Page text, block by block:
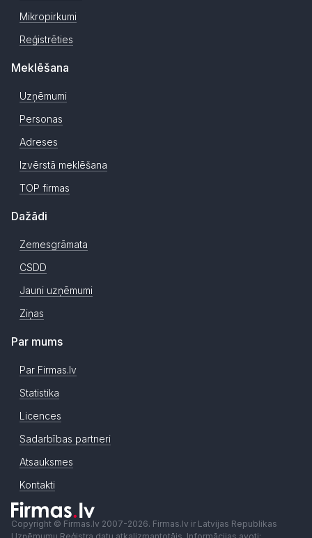
Mikropirkumi
Reģistrēties
Meklēšana
Uzņēmumi
Personas
Adreses
Izvērstā meklēšana
TOP firmas
Dažādi
Zemesgrāmata
CSDD
Jauni uzņēmumi
Ziņas
Par mums
Par Firmas.lv
Statistika
Licences
Sadarbības partneri
Atsauksmes
Kontakti
Copyright © Firmas.lv 2007-2026. Firmas.lv ir Latvijas Republikas